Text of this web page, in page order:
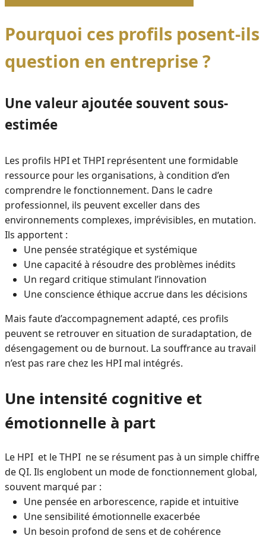
Pourquoi ces profils posent-ils
question en entreprise ?
Une valeur ajoutée souvent sous-
estimée
Les profils HPI et THPI représentent une formidable
ressource pour les organisations, à condition d’en
comprendre le fonctionnement. Dans le cadre
professionnel, ils peuvent exceller dans des
environnements complexes, imprévisibles, en mutation.
Ils apportent :
Une pensée stratégique et systémique
Une capacité à résoudre des problèmes inédits
Un regard critique stimulant l’innovation
Une conscience éthique accrue dans les décisions
Mais faute d’accompagnement adapté, ces profils
peuvent se retrouver en situation de suradaptation, de
désengagement ou de burnout. La souffrance au travail
n’est pas rare chez les HPI mal intégrés.
Une intensité cognitive et
émotionnelle à part
Le HPI et le THPI ne se résument pas à un simple chiffre
de QI. Ils englobent un mode de fonctionnement global,
souvent marqué par :
Une pensée en arborescence, rapide et intuitive
Une sensibilité émotionnelle exacerbée
Un besoin profond de sens et de cohérence